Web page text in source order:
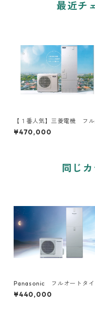
最近チ
【１番人気】三菱電機 フル
オートタイプ 工事費込み
補助金対象機種
¥470,000
同じ
Panasonic フルオートタイ
プ 工事費込み 補助金対象
機種
¥440,000